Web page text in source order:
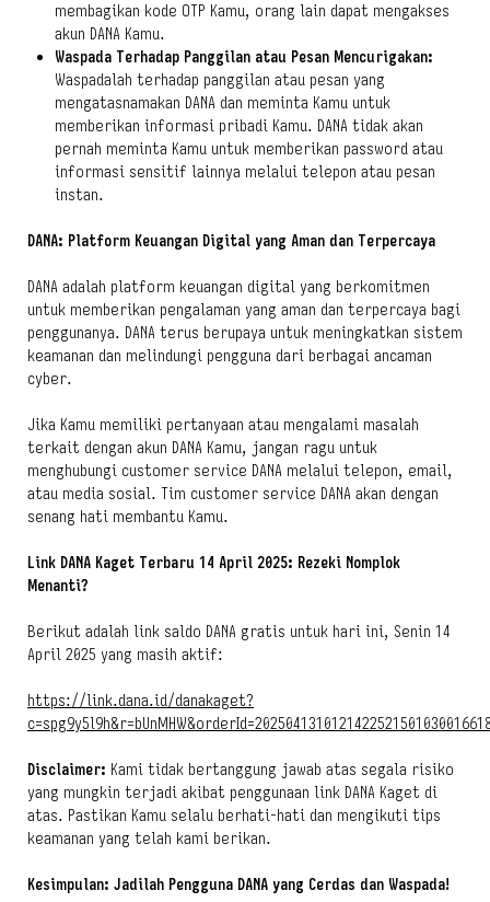
membagikan kode OTP Kamu, orang lain dapat mengakses
akun DANA Kamu.
Waspada Terhadap Panggilan atau Pesan Mencurigakan:
Waspadalah terhadap panggilan atau pesan yang
mengatasnamakan DANA dan meminta Kamu untuk
memberikan informasi pribadi Kamu. DANA tidak akan
pernah meminta Kamu untuk memberikan password atau
informasi sensitif lainnya melalui telepon atau pesan
instan.
DANA: Platform Keuangan Digital yang Aman dan Terpercaya
DANA adalah platform keuangan digital yang berkomitmen
untuk memberikan pengalaman yang aman dan terpercaya bagi
penggunanya. DANA terus berupaya untuk meningkatkan sistem
keamanan dan melindungi pengguna dari berbagai ancaman
cyber.
Jika Kamu memiliki pertanyaan atau mengalami masalah
terkait dengan akun DANA Kamu, jangan ragu untuk
menghubungi customer service DANA melalui telepon, email,
atau media sosial. Tim customer service DANA akan dengan
senang hati membantu Kamu.
Link DANA Kaget Terbaru 14 April 2025: Rezeki Nomplok
Menanti?
Berikut adalah link saldo DANA gratis untuk hari ini, Senin 14
April 2025 yang masih aktif:
https://link.dana.id/danakaget?
Disclaimer: Kami tidak bertanggung jawab atas segala risiko
yang mungkin terjadi akibat penggunaan link DANA Kaget di
atas. Pastikan Kamu selalu berhati-hati dan mengikuti tips
keamanan yang telah kami berikan.
Kesimpulan: Jadilah Pengguna DANA yang Cerdas dan Waspada!